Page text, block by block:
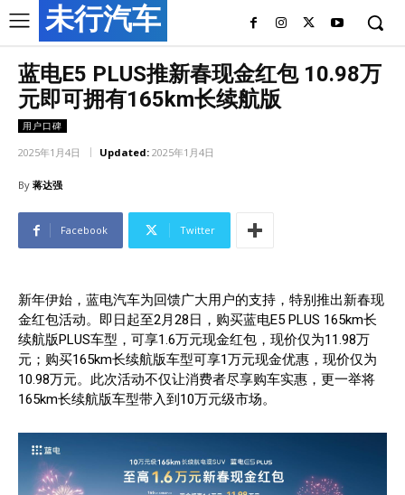
未行汽车
蓝电E5 PLUS推新春现金红包 10.98万
元即可拥有165km长续航版
用户口碑
2025年1月4日 Updated: 2025年1月4日
By 蒋达强
Facebook Twitter
新年伊始，蓝电汽车为回馈广大用户的支持，特别推出新春现
金红包活动。即日起至2月28日，购买蓝电E5 PLUS 165km长
续航版PLUS车型，可享1.6万元现金红包，现价仅为11.98万
元；购买165km长续航版车型可享1万元现金优惠，现价仅为
10.98万元。此次活动不仅让消费者尽享购车实惠，更一举将
165km长续航版车型带入到10万元级市场。